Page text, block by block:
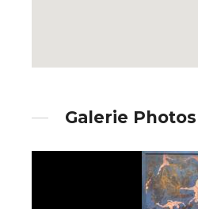
Galerie Photos